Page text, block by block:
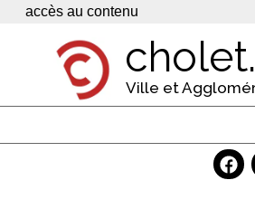
Panneau de gestion des cookies
accès au contenu
Ville et